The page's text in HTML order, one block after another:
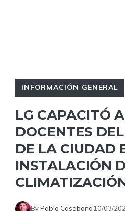
INFORMACIÓN GENERAL
LG CAPACITÓ
DOCENTES
DE LA CIUDAD
INSTALACIÓN
ByPablo Casabona 10/03/